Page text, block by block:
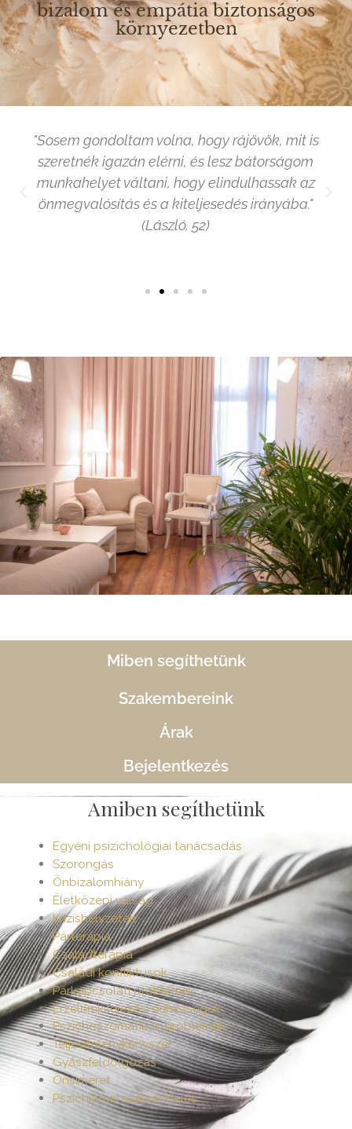
bizalom és empátia biztonságos
környezetben
"Sosem gondoltam volna, hogy rájövök, mit is
szeretnék igazán elérni, és lesz bátorságom
munkahelyet váltani, hogy elindulhassak az
önmegvalósítás és a kiteljesedés irányába."
(László, 52)
Miben segíthetünk
Szakembereink
Árak
Bejelentkezés
Amiben segíthetünk
Egyéni psizichológiai tanácsadás
Szorongás
Önbizalomhiány
Életközepi válság
Krízishelyzetek
Párterápia
Családterápia
Családi konfliktusok
Párkapcsolati problémák
Érzelemkifejezési nehézségek
Pszichoszomatikus problémák
Teljesítménykényszer
Gyászfeldolgozás
Önsimeret
Pszichiátriai szakrendelés